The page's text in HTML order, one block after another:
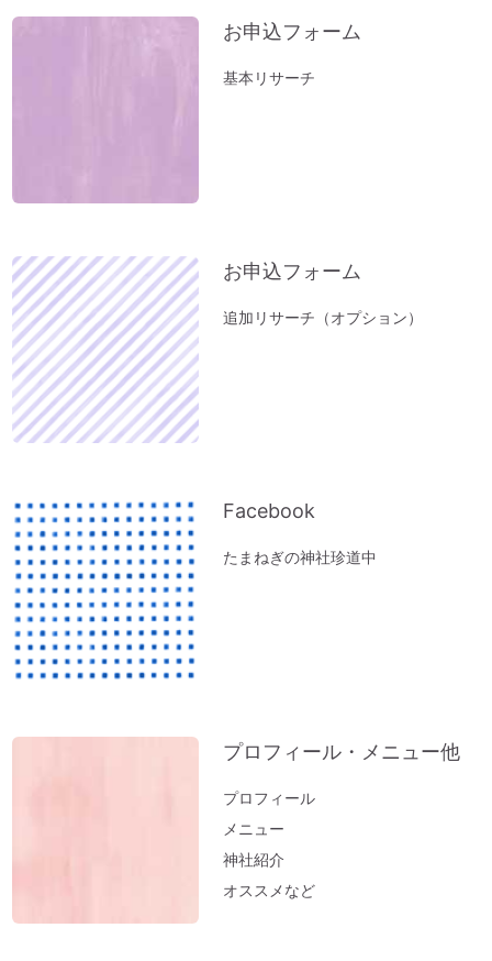
お申込フォーム
基本リサーチ
お申込フォーム
追加リサーチ（オプション）
Facebook
たまねぎの神社珍道中
プロフィール・メニュー他
プロフィール
メニュー
神社紹介
オススメなど